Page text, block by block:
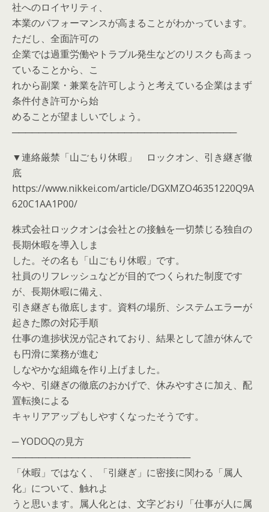
社へのロイヤリティ、
本業のパフォーマンスが高まることがわかっています。
ただし、全面許可の
企業では過重労働やトラブル発生などのリスクも高まっ
ていることから、こ
れから副業・兼業を許可しようと考えている企業はまず
条件付き許可から始
めることが望ましいでしょう。
──────────────────────────────────
▼連絡厳禁「山ごもり休暇」 ロックオン、引き継ぎ徹
底
https://www.nikkei.com/article/DGXMZO46351220Q9A
620C1AA1P00/
株式会社ロックオンは会社との接触を一切禁じる独自の
長期休暇を導入しま
した。その名も「山ごもり休暇」です。
社員のリフレッシュなどが目的でつくられた制度です
が、長期休暇に備え、
引き継ぎも徹底します。資料の場所、システムエラーが
起きた際の対応手順
仕事の進捗状況が記されており、結果として誰が休んで
も円滑に業務が進む
しなやかな組織を作り上げました。
今や、引継ぎの徹底のおかげで、休みやすさに加え、配
置転換による
キャリアアップもしやすくなったそうです。
─ YODOQの見方
───────────────────────────
「休暇」ではなく、「引継ぎ」に密接に関わる「属人
化」について、触れよ
うと思います。属人化とは、文字どおり「仕事が人に属